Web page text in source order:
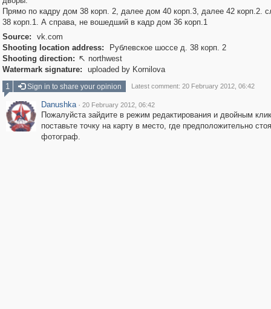
Прямо по кадру дом 38 корп. 2, далее дом 40 корп.3, далее 42 корп.2.
38 корп.1. А справа, не вошедший в кадр дом 36 корп.1
Source:
vk.com
Shooting location address:
Рублевское шоссе д. 38 корп. 2
Shooting direction:  northwest
Watermark signature:
uploaded by Kornilova
1
Sign in to share your opinion Latest comment: 20 February 2012, 06:42
Danushka · 20 February 2012, 06:42
Пожалуйста зайдите в режим редактирования и двойным
поставьте точку на карту в место, где предположительно
фотограф.